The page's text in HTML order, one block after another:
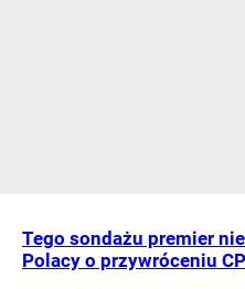
Tego sondażu premier
Polacy o przywróceniu